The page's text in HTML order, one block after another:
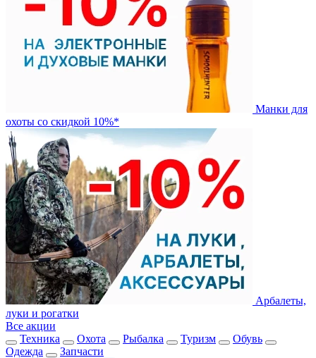
Манки для
охоты со скидкой 10%*
Арбалеты,
луки и рогатки
Все акции
Техника
Охота Рыбалка Туризм
Обувь
Одежда
Запчасти